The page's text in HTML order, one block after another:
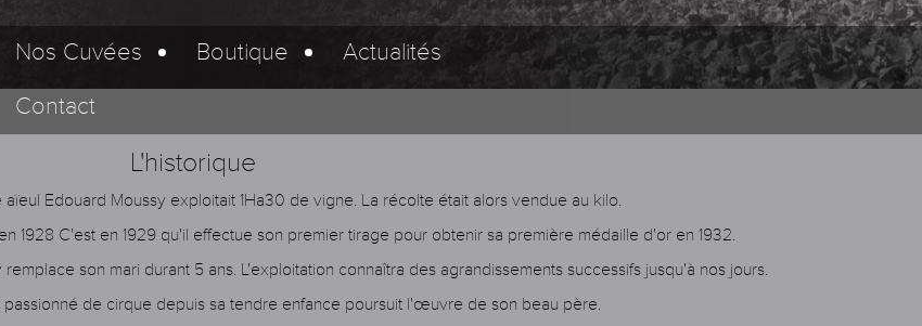
Nos Cuvées Boutique
Actualités
Contact
L'historique
Edouard Moussy exploitait 1Ha30 de vigne. La récolte était alors vendue au kilo.
1928 C'est en 1929 qu'il effectue son premier tirage pour obtenir sa première médaille d'or en 1932.
son mari durant 5 ans. L'exploitation connaîtra des agrandissements successifs jusqu'à nos jours.
passionné de cirque depuis sa tendre enfance poursuit l'œuvre de son beau père.